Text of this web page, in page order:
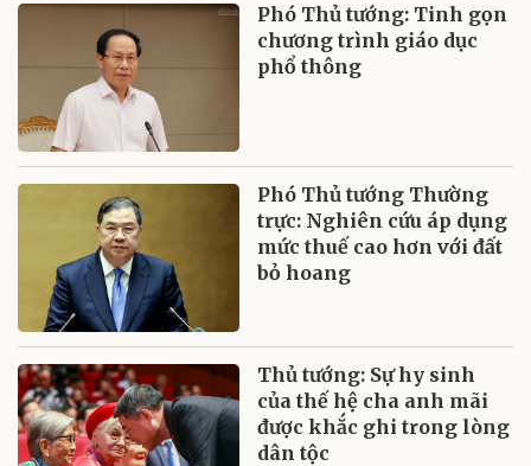
Phó Thủ tướng: Tinh gọn
chương trình giáo dục
phổ thông
Phó Thủ tướng Thường
trực: Nghiên cứu áp dụng
mức thuế cao hơn với đất
bỏ hoang
Thủ tướng: Sự hy sinh
của thế hệ cha anh mãi
được khắc ghi trong lòng
dân tộc